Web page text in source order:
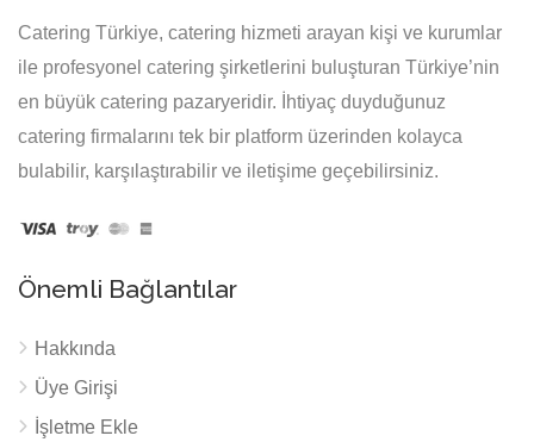
Catering Türkiye, catering hizmeti arayan kişi ve kurumlar
ile profesyonel catering şirketlerini buluşturan Türkiye’nin
en büyük catering pazaryeridir. İhtiyaç duyduğunuz
catering firmalarını tek bir platform üzerinden kolayca
bulabilir, karşılaştırabilir ve iletişime geçebilirsiniz.
Önemli Bağlantılar
Hakkında
Üye Girişi
İşletme Ekle